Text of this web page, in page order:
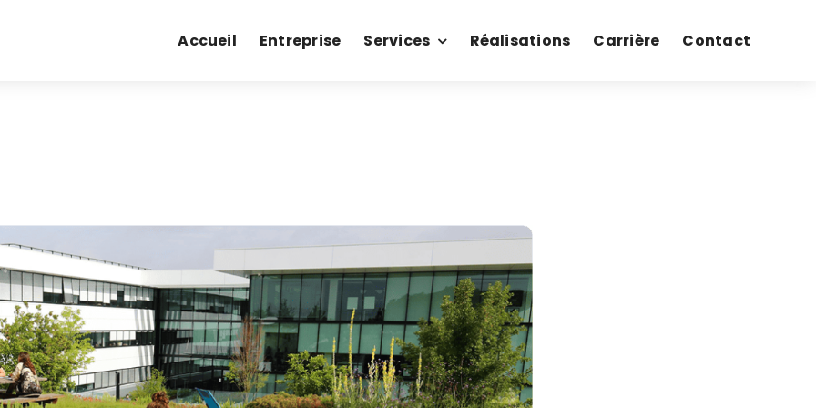
Accueil Entreprise Services Réalisations Carrière Contact